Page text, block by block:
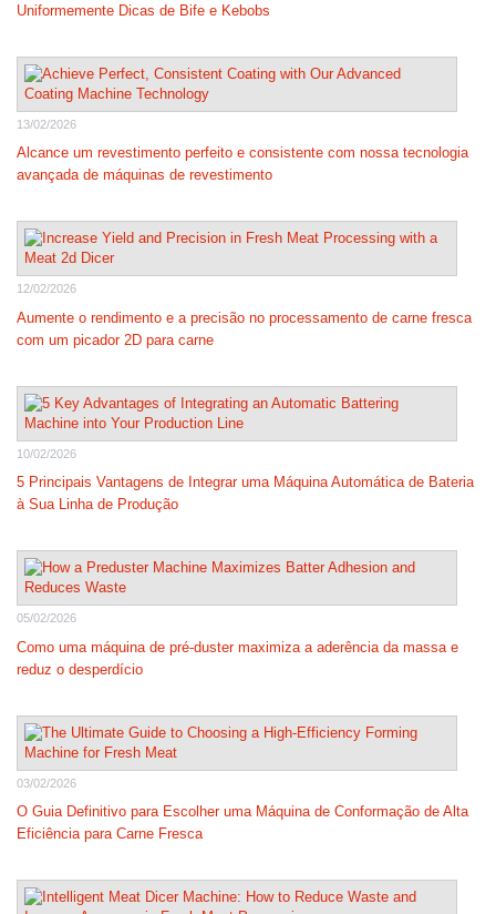
Uniformemente Dicas de Bife e Kebobs
13/02/2026
Alcance um revestimento perfeito e consistente com nossa tecnologia
avançada de máquinas de revestimento
12/02/2026
Aumente o rendimento e a precisão no processamento de carne fresca
com um picador 2D para carne
10/02/2026
5 Principais Vantagens de Integrar uma Máquina Automática de Bateria
à Sua Linha de Produção
05/02/2026
Como uma máquina de pré-duster maximiza a aderência da massa e
reduz o desperdício
03/02/2026
O Guia Definitivo para Escolher uma Máquina de Conformação de Alta
Eficiência para Carne Fresca